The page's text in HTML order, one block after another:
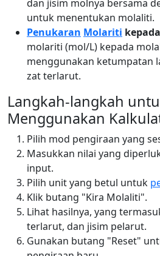
dan jisim molnya bersama
untuk menentukan molaliti.
Penukaran Molariti
molariti (mol/L) kepada
menggunakan ketumpatan
zat terlarut.
Langkah-langkah
Menggunakan
Pilih mod pengiraan yang
Masukkan nilai yang
input.
Pilih unit yang betul untuk
Klik butang "Kira Molaliti".
Lihat hasilnya, yang
terlarut, dan jisim pelarut.
Gunakan butang "Reset"